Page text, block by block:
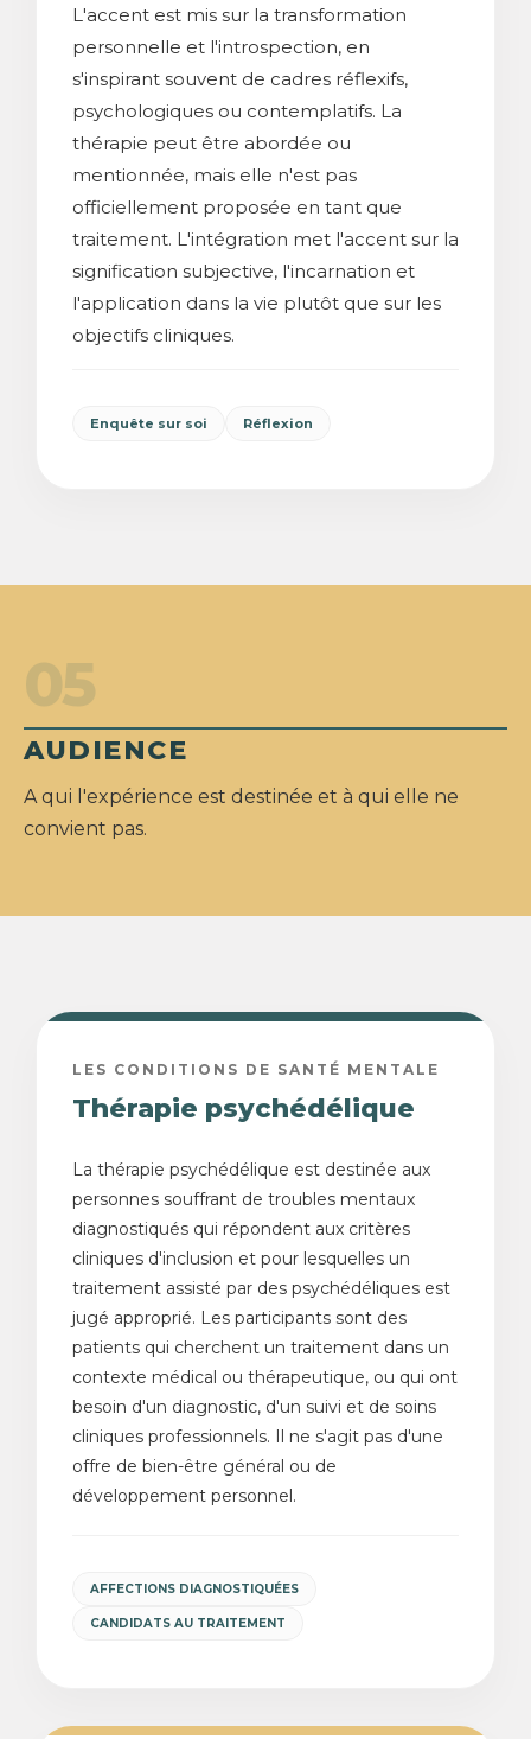
L'accent est mis sur la transformation
personnelle et l'introspection, en
s'inspirant souvent de cadres réflexifs,
psychologiques ou contemplatifs. La
thérapie peut être abordée ou
mentionnée, mais elle n'est pas
officiellement proposée en tant que
traitement. L'intégration met l'accent sur la
signification subjective, l'incarnation et
l'application dans la vie plutôt que sur les
objectifs cliniques.
Enquête sur soi Réflexion
05
AUDIENCE
A qui l'expérience est destinée et à qui elle ne
convient pas.
LES CONDITIONS DE SANTÉ MENTALE
Thérapie psychédélique
La thérapie psychédélique est destinée aux
personnes souffrant de troubles mentaux
diagnostiqués qui répondent aux critères
cliniques d'inclusion et pour lesquelles un
traitement assisté par des psychédéliques est
jugé approprié. Les participants sont des
patients qui cherchent un traitement dans un
contexte médical ou thérapeutique, ou qui ont
besoin d'un diagnostic, d'un suivi et de soins
cliniques professionnels. Il ne s'agit pas d'une
offre de bien-être général ou de
développement personnel.
AFFECTIONS DIAGNOSTIQUÉES
CANDIDATS AU TRAITEMENT